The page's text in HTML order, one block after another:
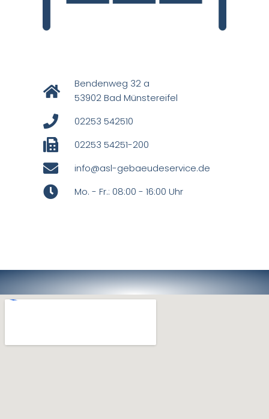
Bendenweg 32 a
53902 Bad Münstereifel
02253 542510
02253 54251-200
info@asl-gebaeudeservice.de
Mo. - Fr.: 08:00 - 16:00 Uhr